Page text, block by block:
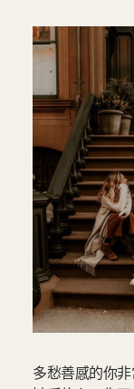
多愁善感的你